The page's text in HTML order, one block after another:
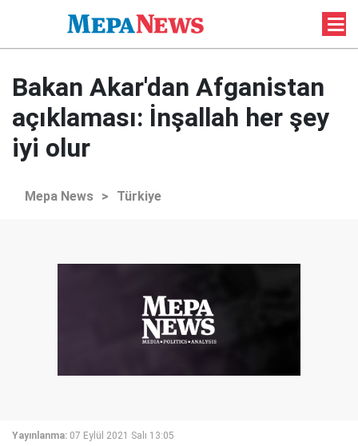
Bakan Akar'dan Afganistan
açıklaması: İnşallah her şey
iyi olur
Mepa News > Türkiye
Yayınlanma: 07 Eylül 2021 Salı 13:05